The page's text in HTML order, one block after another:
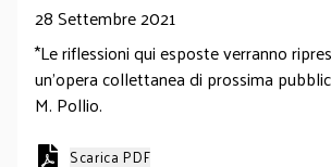
28 Settembre 2021
*Le riflessioni qui esposte verranno
un’opera collettanea di prossima
M. Pollio.
Scarica PDF